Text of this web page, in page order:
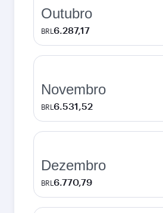
Outubro
BRL 6.287,17
Novembro
BRL 6.531,52
Dezembro
BRL 6.770,79